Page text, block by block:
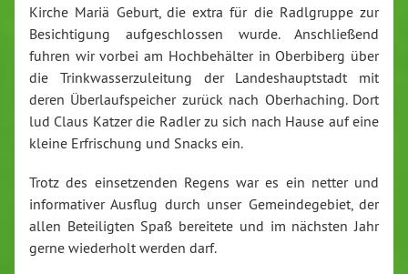
Kirche Mariä Geburt, die extra für die Radlgruppe zur
Besichtigung aufgeschlossen wurde. Anschließend
fuhren wir vorbei am Hochbehälter in Oberbiberg über
die Trinkwasserzuleitung der Landeshauptstadt mit
deren Überlaufspeicher zurück nach Oberhaching. Dort
lud Claus Katzer die Radler zu sich nach Hause auf eine
kleine Erfrischung und Snacks ein.
Trotz des einsetzenden Regens war es ein netter und
informativer Ausflug durch unser Gemeindegebiet, der
allen Beteiligten Spaß bereitete und im nächsten Jahr
gerne wiederholt werden darf.